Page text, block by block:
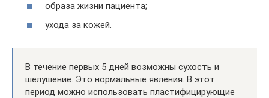
образа жизни пациента;
ухода за кожей.
В течение первых 5 дней возможны сухость и
шелушение. Это нормальные явления. В этот
период можно использовать пластифицирующие